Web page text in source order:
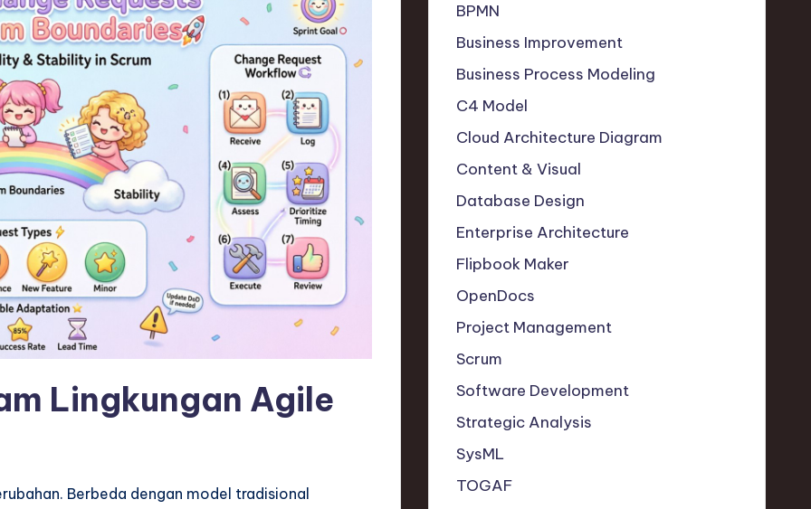
Lingkungan Agile
Berbeda dengan model tradisional
BPMN
Business Improvement
Business Process Modeling
C4 Model
Cloud Architecture Diagram
Content & Visual
Database Design
Enterprise Architecture
Flipbook Maker
OpenDocs
Project Management
Scrum
Software Development
Strategic Analysis
SysML
TOGAF